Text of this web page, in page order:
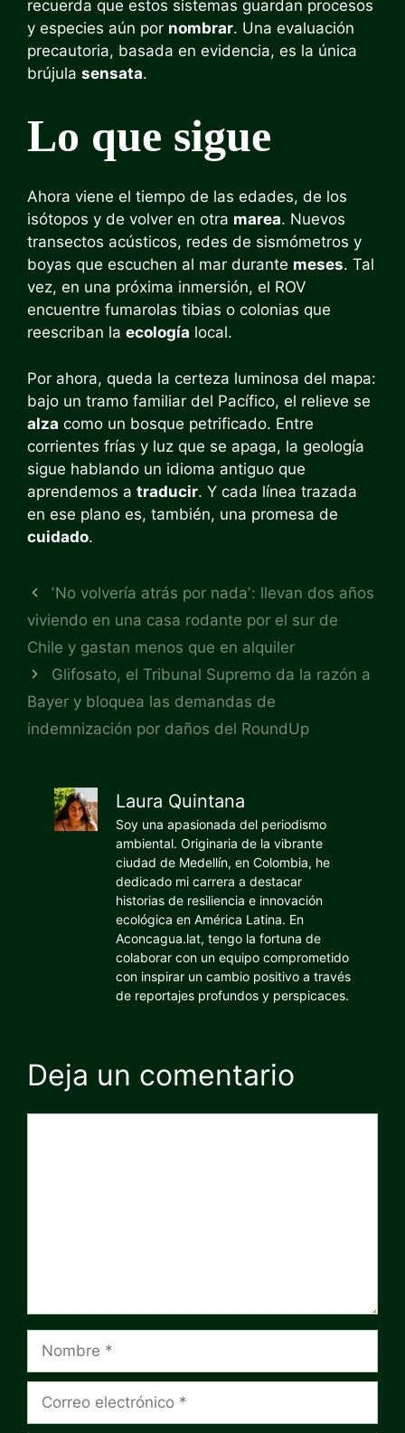
recuerda que estos sistemas guardan procesos
y especies aún por nombrar. Una evaluación
precautoria, basada en evidencia, es la única
brújula sensata.
Lo que sigue
Ahora viene el tiempo de las edades, de los
isótopos y de volver en otra marea. Nuevos
transectos acústicos, redes de sismómetros y
boyas que escuchen al mar durante meses. Tal
vez, en una próxima inmersión, el ROV
encuentre fumarolas tibias o colonias que
reescriban la ecología local.
Por ahora, queda la certeza luminosa del mapa:
bajo un tramo familiar del Pacífico, el relieve se
alza como un bosque petrificado. Entre
corrientes frías y luz que se apaga, la geología
sigue hablando un idioma antiguo que
aprendemos a traducir. Y cada línea trazada
en ese plano es, también, una promesa de
cuidado.
ʼNo volvería atrás por nadaʼ: llevan dos años
viviendo en una casa rodante por el sur de
Chile y gastan menos que en alquiler
Glifosato, el Tribunal Supremo da la razón a
Bayer y bloquea las demandas de
indemnización por daños del RoundUp
Laura Quintana
Soy una apasionada del periodismo
ambiental. Originaria de la vibrante
ciudad de Medellín, en Colombia, he
dedicado mi carrera a destacar
historias de resiliencia e innovación
ecológica en América Latina. En
Aconcagua.lat, tengo la fortuna de
colaborar con un equipo comprometido
con inspirar un cambio positivo a través
de reportajes profundos y perspicaces.
Deja un comentario
Nombre
Correo